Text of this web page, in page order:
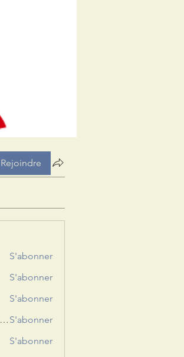
Rejoindre
S'abonner
S'abonner
S'abonner
Martine Bouzonie Lefevre S'abonner
S'abonner